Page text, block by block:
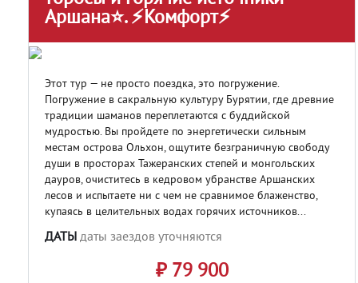
Аршана⭐. ⚡Комфорт⚡
Этот тур — не просто поездка, это погружение.
Погружение в сакральную культуру Бурятии, где древние
традиции шаманов переплетаются с буддийской
мудростью. Вы пройдете по энергетически сильным
местам острова Ольхон, ощутите безграничную свободу
души в просторах Тажеранских степей и монгольских
дауров, очиститесь в кедровом убранстве Аршанских
лесов и испытаете ни с чем не сравнимое блаженство,
купаясь в целительных водах горячих источников...
ДАТЫ даты заездов уточняются
₽ 79 900